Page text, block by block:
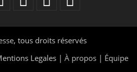
, tous droits réservés
Legales | À propos | Équipe